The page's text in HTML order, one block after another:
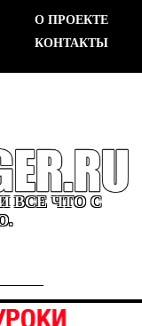
О ПРОЕКТЕ
КОНТАКТЫ
ВСЕ ЧТО С